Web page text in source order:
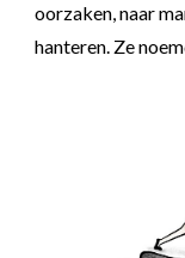
oorzaken, naar
hanteren. Ze